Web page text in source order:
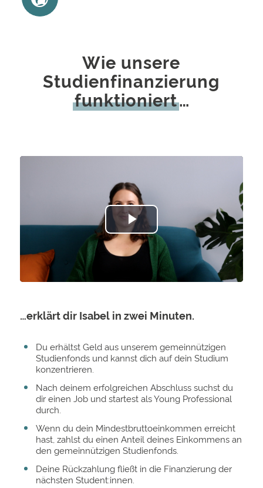
Wie unsere
Studienfinanzierung
funktioniert…
Play
Video
…erklärt dir Isabel in zwei Minuten.
Du erhältst Geld aus unserem gemeinnützigen
Studienfonds und kannst dich auf dein Studium
konzentrieren.
Nach deinem erfolgreichen Abschluss suchst du
dir einen Job und startest als Young Professional
durch.
Wenn du dein Mindestbruttoeinkommen erreicht
hast, zahlst du einen Anteil deines Einkommens an
den gemeinnützigen Studienfonds.
Deine Rückzahlung fließt in die Finanzierung der
nächsten Student:innen.